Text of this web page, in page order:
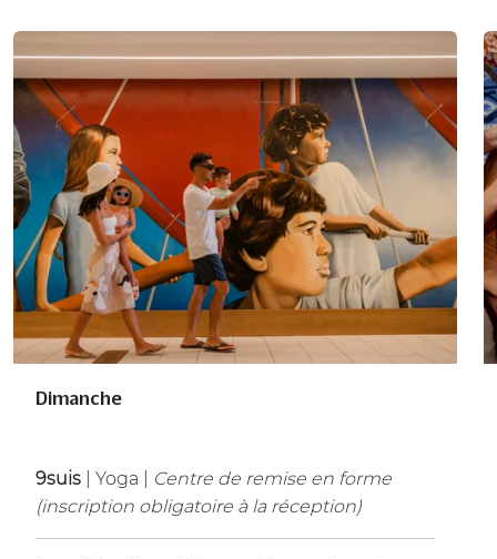
Dimanche
9suis | Yoga |
Centre de remise en forme
(inscription obligatoire à la réception)